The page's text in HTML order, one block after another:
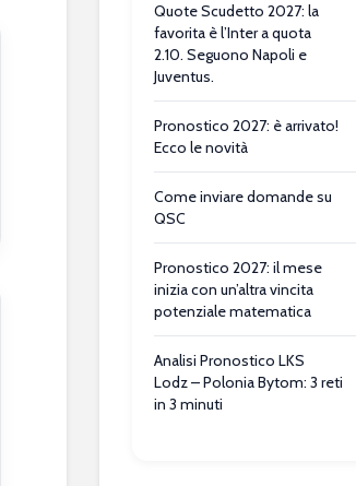
Quote Scudetto 2027: la
favorita è l’Inter a quota
2.10. Seguono Napoli e
Juventus.
Pronostico 2027: è arrivato!
Ecco le novità
Come inviare domande su
QSC
Pronostico 2027: il mese
inizia con un’altra vincita
potenziale matematica
Analisi Pronostico LKS
Lodz – Polonia Bytom: 3 reti
in 3 minuti